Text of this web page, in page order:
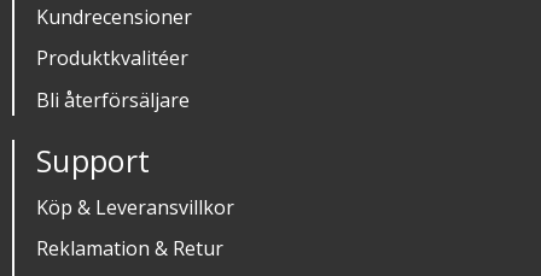
Kundrecensioner
Produktkvalitéer
Bli återförsäljare
Support
Köp & Leveransvillkor
Reklamation & Retur